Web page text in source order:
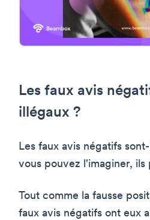
Les faux avis
illégaux ?
Les faux avis négatifs
vous pouvez l'imaginer,
Tout comme la fausse
faux avis négatifs ont eux